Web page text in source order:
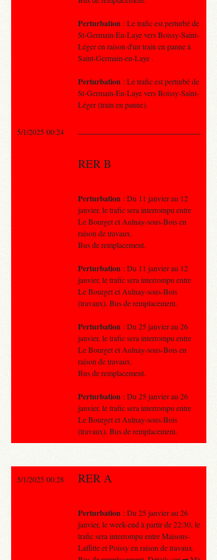
Perturbation : Le trafic est perturbé de
St-Germain-En-Laye vers Boissy-Saint-
Léger en raison d'un train en panne à
Saint-Germain-en-Laye .
Perturbation : Le trafic est perturbé de
St-Germain-En-Laye vers Boissy-Saint-
Léger (train en panne).
RER B
Perturbation : Du 11 janvier au 12
janvier, le trafic sera interrompu entre
Le Bourget et Aulnay-sous-Bois en
raison de travaux.
Bus de remplacement.
Perturbation : Du 11 janvier au 12
janvier, le trafic sera interrompu entre
Le Bourget et Aulnay-sous-Bois
(travaux). Bus de remplacement.
Perturbation : Du 25 janvier au 26
janvier, le trafic sera interrompu entre
Le Bourget et Aulnay-sous-Bois en
raison de travaux.
Bus de remplacement.
Perturbation : Du 25 janvier au 26
janvier, le trafic sera interrompu entre
Le Bourget et Aulnay-sous-Bois
(travaux). Bus de remplacement.
5/1/2025 00:24
5/1/2025 00:28 RER A
Perturbation : Du 25 janvier au 26
janvier, le week-end à partir de 22:30, le
trafic sera interrompu entre Maisons-
Laffitte et Poissy en raison de travaux.